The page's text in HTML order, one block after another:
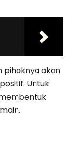
pihaknya akan
Untuk